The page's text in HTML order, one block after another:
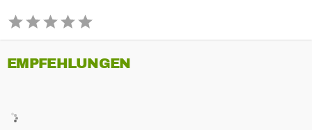
EMPFEHLUNGEN